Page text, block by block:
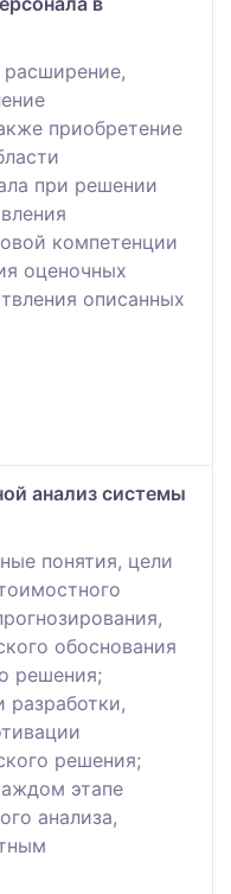
расширение,
приобретение
при решении
компетенции
оценочных
описанных
анализ системы
понятия, цели
обоснования
решения;
разработки,
решения;
этапе
анализа,